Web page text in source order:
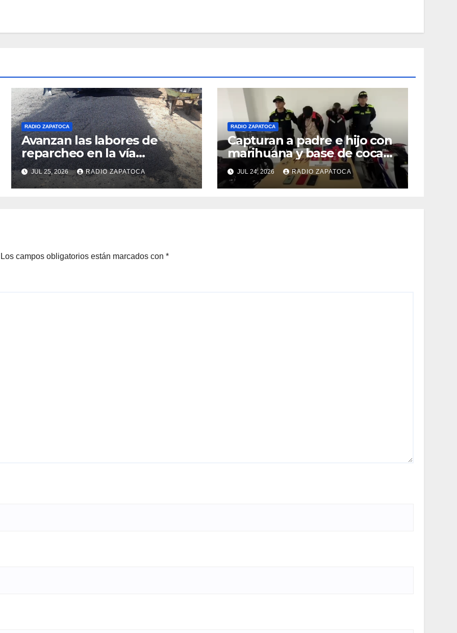
RADIO ZAPATOCA
Avanzan las labores de
reparcheo en la vía
Zapatoca–Girón gracias al
apoyo voluntario
JUL 25, 2026 RADIO ZAPATOCA
RADIO ZAPATOCA
Capturan a padre e hijo con
marihuana y base de coca
en el barrio La Merced de
Zapatoca
JUL 24, 2026 RADIO ZAPATOCA
Los campos obligatorios están marcados con *